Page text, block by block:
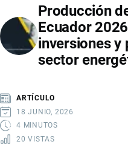
DE
Y
TECNOLOGÍA:
LA
REFORMA
ESTATAL
Producción
Ecuador
inversiones y
sector
ARTÍCULO
18 JUNIO, 2026
4 MINUTOS
20 VISTAS